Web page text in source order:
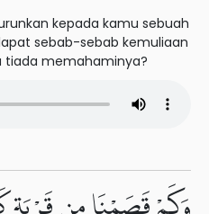
kepada kamu sebuah
sebab-sebab kemuliaan
tiada memahaminya?